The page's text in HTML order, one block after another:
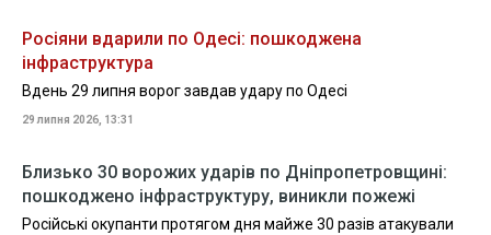
Росіяни вдарили по Одесі: пошкоджена
інфраструктура
Вдень 29 липня ворог завдав удару по Одесі
29 липня 2026, 13:31
Близько 30 ворожих ударів по Дніпропетровщині:
пошкоджено інфраструктуру, виникли пожежі
Російські окупанти протягом дня майже 30 разів атакували